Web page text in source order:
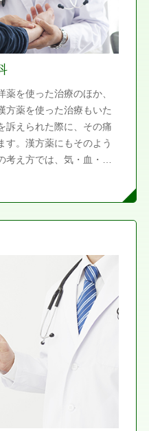
を使った治療のほか、
方薬を使った治療もいた
訴えられた際に、その痛
す。漢方薬にもそのよう
考え方では、気・血・水
ます。また、傷の治療に